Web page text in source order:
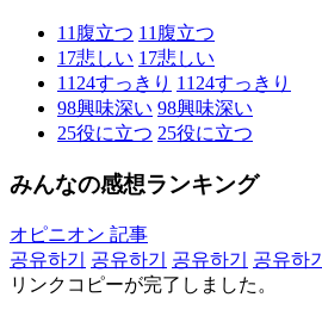
11 腹立つ 11 腹立つ
17悲しい 17悲しい
1124すっきり 1124すっきり
98興味深い 98興味深い
25役に立つ 25役に立つ
みんなの感想ランキング
オピニオン 記事
공유하기
공유하기 공유하기 공유하기
リンクコピーが完了しました。